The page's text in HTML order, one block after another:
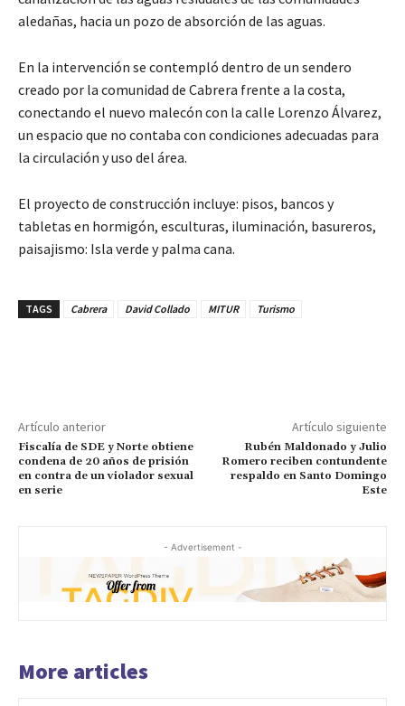
aledañas, hacia un pozo de absorción de las aguas.
En la intervención se contempló dentro de un sendero
creado por la comunidad de Cabrera frente a la costa,
conectando el nuevo malecón con la calle Lorenzo Álvarez,
un espacio que no contaba con condiciones adecuadas para
la circulación y uso del área.
El proyecto de construcción incluye: pisos, bancos y
tabletas en hormigón, esculturas, iluminación, basureros,
paisajismo: Isla verde y palma cana.
TAGS Cabrera David Collado MITUR Turismo
Artículo anterior
Fiscalía de SDE y Norte obtiene
condena de 20 años de prisión
en contra de un violador sexual
en serie
Artículo siguiente
Rubén Maldonado y Julio
Romero reciben contundente
respaldo en Santo Domingo
Este
- Advertisement -
More articles